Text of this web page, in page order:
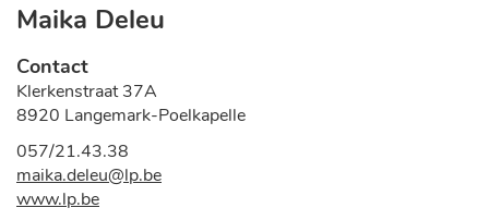
Maika Deleu
Contact
Adres
Klerkenstraat 37A
,8920 Langemark-Poelkapelle
Tel.
057/21.43.38
E-
mail
maika.deleu@lp.be
Website
www.lp.be